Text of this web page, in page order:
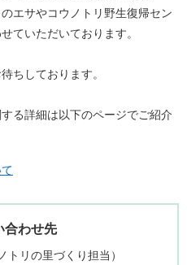
エサやコウノトリ野生復帰セン
ていただいております。
ちしております。
る詳細は以下のページでご紹介
合わせ先
トリの里づくり担当